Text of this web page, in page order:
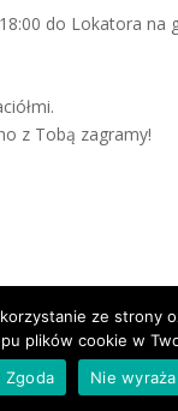
do Lokatora
z Tobą zagramy!
ze
plików cookie w
Zgoda
Nie